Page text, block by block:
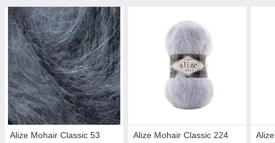
Alize Mohair Classic 53 Alize Mohair Classic 224